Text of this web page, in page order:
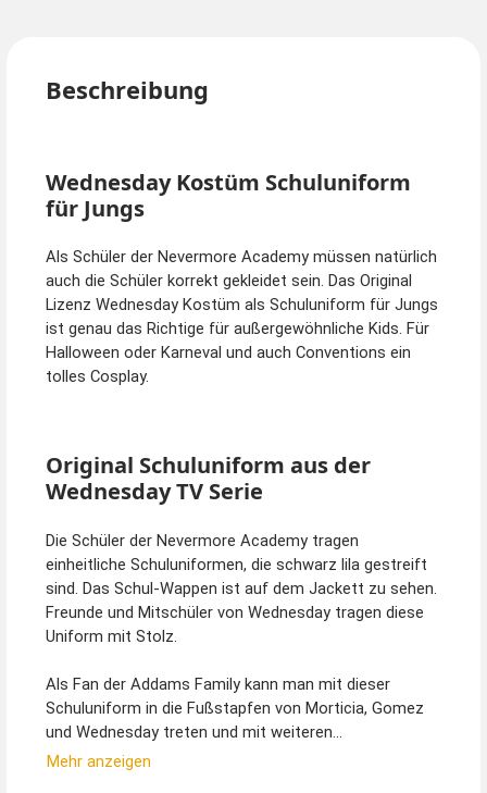
Beschreibung
Wednesday Kostüm Schuluniform
für Jungs
Als Schüler der Nevermore Academy müssen natürlich
auch die Schüler korrekt gekleidet sein. Das Original
Lizenz Wednesday Kostüm als Schuluniform für Jungs
ist genau das Richtige für außergewöhnliche Kids. Für
Halloween oder Karneval und auch Conventions ein
tolles Cosplay.
Original Schuluniform aus der
Wednesday TV Serie
Die Schüler der Nevermore Academy tragen
einheitliche Schuluniformen, die schwarz lila gestreift
sind. Das Schul-Wappen ist auf dem Jackett zu sehen.
Freunde und Mitschüler von Wednesday tragen diese
Uniform mit Stolz.
Als Fan der Addams Family kann man mit dieser
Schuluniform in die Fußstapfen von Morticia, Gomez
und Wednesday treten und mit weiteren
außergewöhnlichen Kindern die Schulbank drücken.
Mehr anzeigen